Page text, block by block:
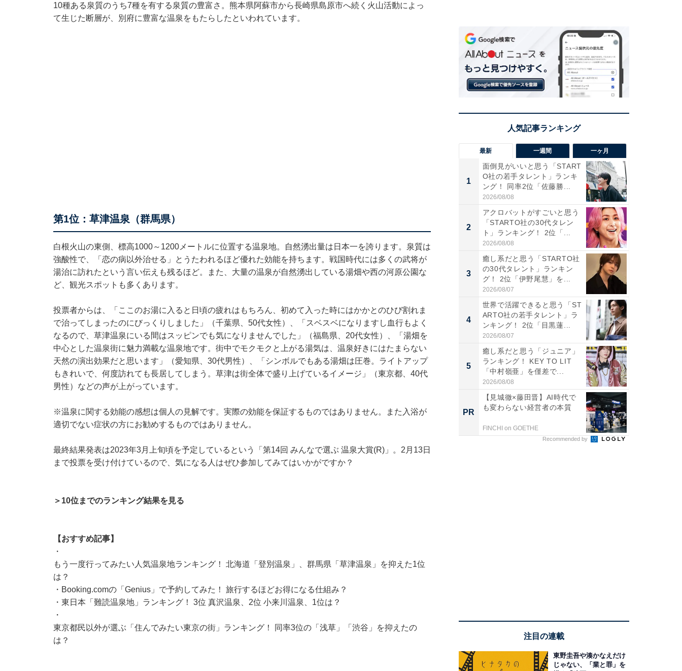
10種ある泉質のうち7種を有する泉質の豊富さ。熊本県阿蘇市から長崎県島原市へ続く火山活動によっ
て生じた断層が、別府に豊富な温泉をもたらしたといわれています。
第1位：草津温泉（群馬県）
白根火山の東側、標高1000～1200メートルに位置する温泉地。自然湧出量は日本一を誇ります。泉質は
強酸性で、「恋の病以外治せる」とうたわれるほど優れた効能を持ちます。戦国時代には多くの武将が
湯治に訪れたという言い伝えも残るほど。また、大量の温泉が自然湧出している湯畑や西の河原公園な
ど、観光スポットも多くあります。
投票者からは、「ここのお湯に入ると日頃の疲れはもちろん、初めて入った時にはかかとのひび割れま
で治ってしまったのにびっくりしました」（千葉県、50代女性）、「スベスベになりますし血行もよく
なるので、草津温泉にいる間はスッピンでも気になりませんでした」（福島県、20代女性）、「湯畑を
中心とした温泉街に魅力満載な温泉地です。街中でモクモクと上がる湯気は、温泉好きにはたまらない
天然の演出効果だと思います」（愛知県、30代男性）、「シンボルでもある湯畑は圧巻。ライトアップ
もきれいで、何度訪れても長居してしまう。草津は街全体で盛り上げているイメージ」（東京都、40代
男性）などの声が上がっています。
※温泉に関する効能の感想は個人の見解です。実際の効能を保証するものではありません。また入浴が
適切でない症状の方にお勧めするものではありません。
最終結果発表は2023年3月上旬頃を予定しているという「第14回 みんなで選ぶ 温泉大賞(R)」。2月13日
まで投票を受け付けているので、気になる人はぜひ参加してみてはいかがですか？
＞10位までのランキング結果を見る
【おすすめ記事】
・
もう一度行ってみたい人気温泉地ランキング！ 北海道「登別温泉」、群馬県「草津温泉」を抑えた1位
は？
・ Booking.comの「Genius」で予約してみた！ 旅行するほどお得になる仕組み？
・ 東日本「難読温泉地」ランキング！ 3位 真沢温泉、2位 小来川温泉、1位は？
・
東京都民以外が選ぶ「住んでみたい東京の街」ランキング！ 同率3位の「浅草」「渋谷」を抑えたの
は？
最新 一週間 一ヶ月
1
面倒見がいいと思う「START
O社の若手タレント」ランキ
ング！ 同率2位「佐藤勝...
2026/08/08
2
アクロバットがすごいと思う
「STARTO社の30代タレン
ト」ランキング！ 2位「...
2026/08/08
3
癒し系だと思う「STARTO社
の30代タレント」ランキン
グ！ 2位「伊野尾慧」を...
2026/08/07
4
世界で活躍できると思う「ST
ARTO社の若手タレント」ラ
ンキング！ 2位「目黒蓮...
2026/08/07
5
癒し系だと思う「ジュニア」
ランキング！ KEY TO LIT
「中村嶺亜」を僅差で...
2026/08/08
PR
【見城徹×藤田晋】AI時代で
も変わらない経営者の本質
FINCHI on GOETHE
Recommended by
注目の連載
東野圭吾や湊かなえだけ
じゃない、「業と罪」を